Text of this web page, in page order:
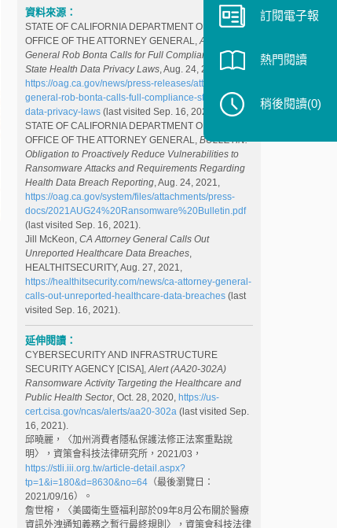
資料來源：
STATE OF CALIFORNIA DEPARTMENT OF JUSTICE
OFFICE OF THE ATTORNEY GENERAL,Attorney
General Rob Bonta Calls for Full Compliance with
State Health Data Privacy Laws, Aug. 24, 2021,
https://oag.ca.gov/news/press-releases/attorney-
general-rob-bonta-calls-full-compliance-state-health-
data-privacy-laws(last visited Sep. 16, 2021).
STATE OF CALIFORNIA DEPARTMENT OF JUSTICE
OFFICE OF THE ATTORNEY GENERAL, BULLETIN:
Obligation to Proactively Reduce Vulnerabilities to
Ransomware Attacks and Requirements Regarding
Health Data Breach Reporting, Aug. 24, 2021,
https://oag.ca.gov/system/files/attachments/press-
docs/2021AUG24%20Ransomware%20Bulletin.pdf
(last visited Sep. 16, 2021).
Jill McKeon, CA Attorney General Calls Out
Unreported Healthcare Data Breaches,
HEALTHITSECURITY, Aug. 27, 2021,
https://healthitsecurity.com/news/ca-attorney-general-
calls-out-unreported-healthcare-data-breaches(last
visited Sep. 16, 2021).
延伸閱讀：
CYBERSECURITY AND INFRASTRUCTURE
SECURITY AGENCY [CISA],Alert (AA20-302A)
Ransomware Activity Targeting the Healthcare and
Public Health Sector, Oct. 28, 2020, https://us-
cert.cisa.gov/ncas/alerts/aa20-302a(last visited Sep.
16, 2021).
邱曉麗，〈加州消費者隱私保護法修正法案重點說
明〉，資策會科技法律研究所，2021/03，
https://stli.iii.org.tw/article-detail.aspx?
tp=1&i=180&d=8630&no=64（最後瀏覽日：
2021/09/16）。
詹世榕，〈美國衛生暨福利部於09年8月公布關於醫療
資訊外洩通知義務之暫行最終規則〉，資策會科技法律
訂閱電子報
熱門閱讀
稍後閱讀(0)